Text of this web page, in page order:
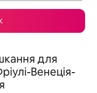
для
Венеція-